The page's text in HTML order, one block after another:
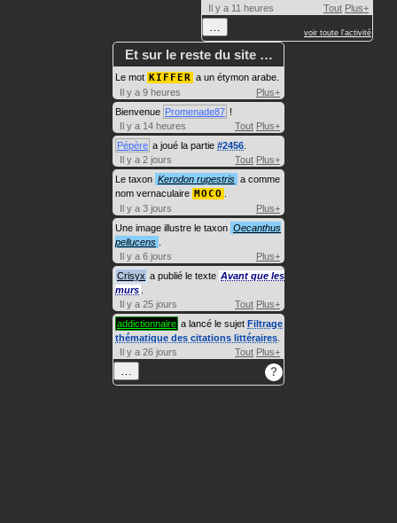
Il y a 11 heures
Tout Plus+
voir toute l'activité
Et sur le reste du site …
Le mot KIFFER a un étymon arabe.
Il y a 9 heures
Plus+
Bienvenue Promenade87 !
Il y a 14 heures
Tout Plus+
Pépère a joué la partie #2456
Il y a 2 jours
Tout Plus+
Le taxon Kerodon rupestris a comme
nom vernaculaire MOCO
Il y a 3 jours
Plus+
Une image illustre le taxon Oecanthus
pellucens
Il y a 6 jours
Plus+
Crisyx a publié le texte Avant que les
murs
Il y a 25 jours
Tout Plus+
addictionnaire a lancé le sujet Filtrage
thématique des citations littéraires
Il y a 26 jours
Tout Plus+
?